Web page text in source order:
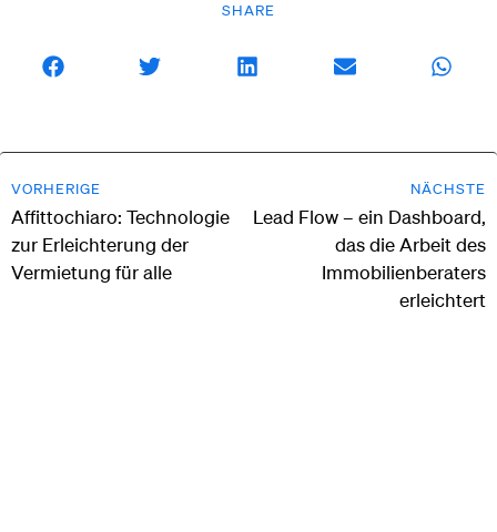
SHARE
VORHERIGE
Affittochiaro: Technologie
zur Erleichterung der
Vermietung für alle
NÄCHSTE
Lead Flow – ein Dashboard,
das die Arbeit des
Immobilienberaters
erleichtert